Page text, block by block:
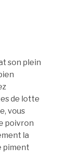
son plein
de lotte
vous
poivron
la
piment